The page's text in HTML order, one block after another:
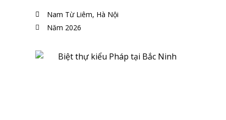
Nam Từ Liêm, Hà Nội
Năm 2026